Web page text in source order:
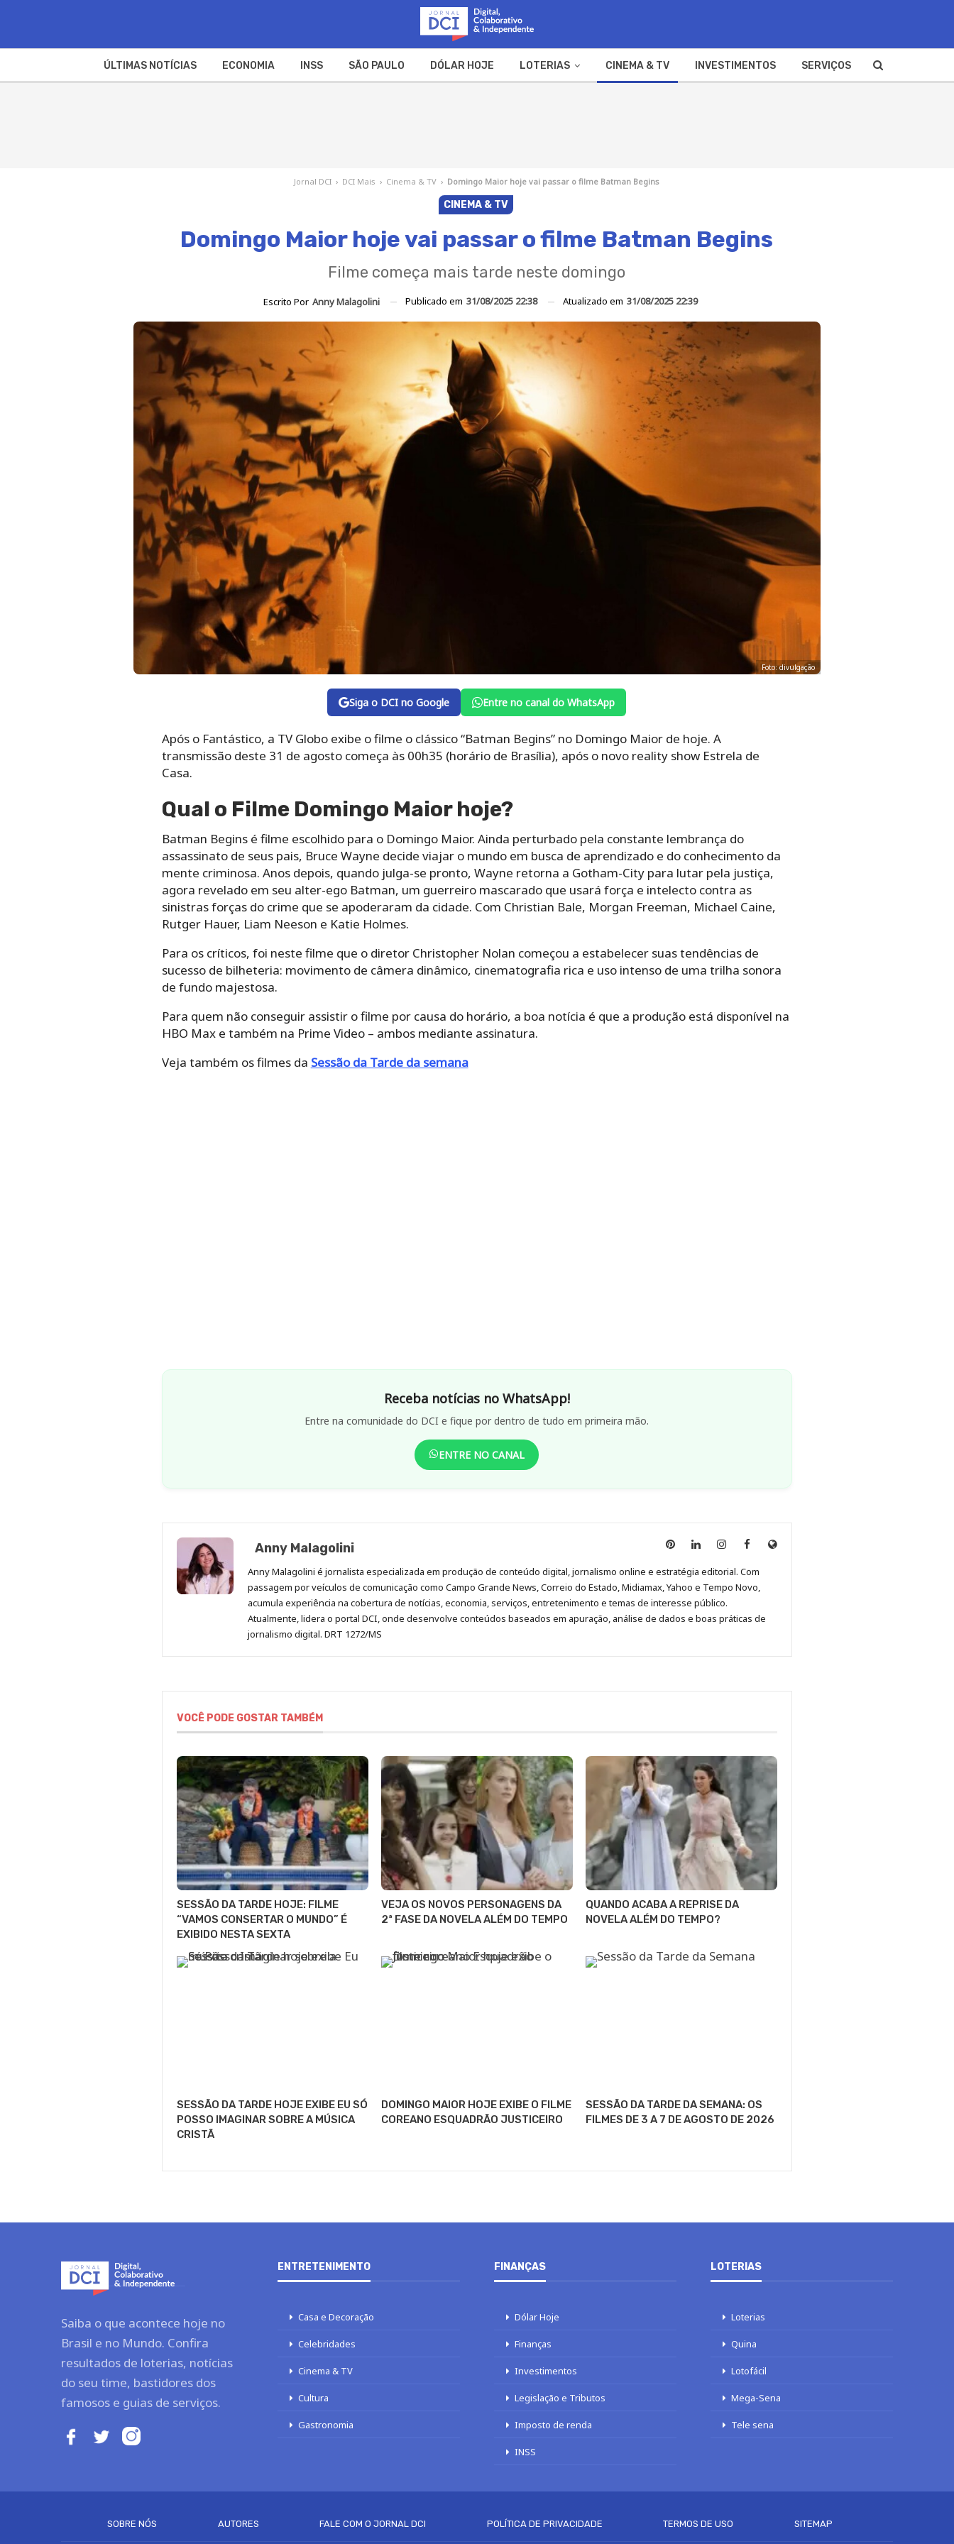
ÚLTIMAS NOTÍCIAS ECONOMIA INSS SÃO PAULO DÓLAR HOJE LOTERIAS CINEMA & TV INVESTIMENTOS SERVIÇOS
Jornal DCI › DCI Mais › Cinema & TV › Domingo Maior hoje vai passar o filme Batman Begins
CINEMA & TV
Domingo Maior hoje vai passar o filme Batman Begins
Filme começa mais tarde neste domingo
Escrito Por Anny Malagolini Publicado em 31/08/2025 22:38 Atualizado em 31/08/2025 22:39
Foto: divulgação
Siga o DCI no Google Entre no canal do WhatsApp
Após o Fantástico, a TV Globo exibe o filme o clássico “Batman Begins” no Domingo Maior de hoje. A
transmissão deste 31 de agosto começa às 00h35 (horário de Brasília), após o novo reality show Estrela de
Casa.
Qual o Filme Domingo Maior hoje?
Batman Begins é filme escolhido para o Domingo Maior. Ainda perturbado pela constante lembrança do
assassinato de seus pais, Bruce Wayne decide viajar o mundo em busca de aprendizado e do conhecimento da
mente criminosa. Anos depois, quando julga-se pronto, Wayne retorna a Gotham-City para lutar pela justiça,
agora revelado em seu alter-ego Batman, um guerreiro mascarado que usará força e intelecto contra as
sinistras forças do crime que se apoderaram da cidade. Com Christian Bale, Morgan Freeman, Michael Caine,
Rutger Hauer, Liam Neeson e Katie Holmes.
Para os críticos, foi neste filme que o diretor Christopher Nolan começou a estabelecer suas tendências de
sucesso de bilheteria: movimento de câmera dinâmico, cinematografia rica e uso intenso de uma trilha sonora
de fundo majestosa.
Para quem não conseguir assistir o filme por causa do horário, a boa notícia é que a produção está disponível na
HBO Max e também na Prime Video – ambos mediante assinatura.
Veja também os filmes da Sessão da Tarde da semana
Receba notícias no WhatsApp!
Entre na comunidade do DCI e fique por dentro de tudo em primeira mão.
ENTRE NO CANAL
Anny Malagolini
Anny
no
Pinterest
Anny
no
LinkedIn
Anny
no
Instagram
Anny
no
Facebook
Site
Anny Malagolini é jornalista especializada em produção de conteúdo digital, jornalismo online e estratégia editorial. Com
passagem por veículos de comunicação como Campo Grande News, Correio do Estado, Midiamax, Yahoo e Tempo Novo,
acumula experiência na cobertura de notícias, economia, serviços, entretenimento e temas de interesse público.
Atualmente, lidera o portal DCI, onde desenvolve conteúdos baseados em apuração, análise de dados e boas práticas de
jornalismo digital. DRT 1272/MS
VOCÊ PODE GOSTAR TAMBÉM
SESSÃO DA TARDE HOJE: FILME
“VAMOS CONSERTAR O MUNDO” É
EXIBIDO NESTA SEXTA
VEJA OS NOVOS PERSONAGENS DA
2ª FASE DA NOVELA ALÉM DO TEMPO
QUANDO ACABA A REPRISE DA
NOVELA ALÉM DO TEMPO?
SESSÃO DA TARDE HOJE EXIBE EU SÓ
POSSO IMAGINAR SOBRE A MÚSICA
CRISTÃ
DOMINGO MAIOR HOJE EXIBE O FILME
COREANO ESQUADRÃO JUSTICEIRO
SESSÃO DA TARDE DA SEMANA: OS
FILMES DE 3 A 7 DE AGOSTO DE 2026
Saiba o que acontece hoje no
Brasil e no Mundo. Confira
resultados de loterias, notícias
do seu time, bastidores dos
famosos e guias de serviços.
ENTRETENIMENTO
Casa e Decoração
Celebridades
Cinema & TV
Cultura
Gastronomia
FINANÇAS
Dólar Hoje
Finanças
Investimentos
Legislação e Tributos
Imposto de renda
INSS
LOTERIAS
Loterias
Quina
Lotofácil
Mega-Sena
Tele sena
SOBRE NÓS AUTORES FALE COM O JORNAL DCI POLÍTICA DE PRIVACIDADE TERMOS DE USO SITEMAP